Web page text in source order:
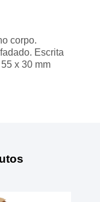
corpo.
Escrita
x 30 mm